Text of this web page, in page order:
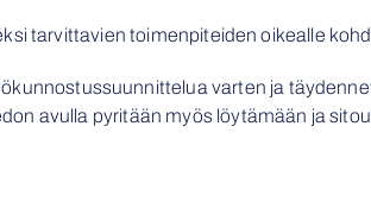
tarvittavien toimenpiteiden oikealle
varten ja
avulla pyritään myös löytämään ja